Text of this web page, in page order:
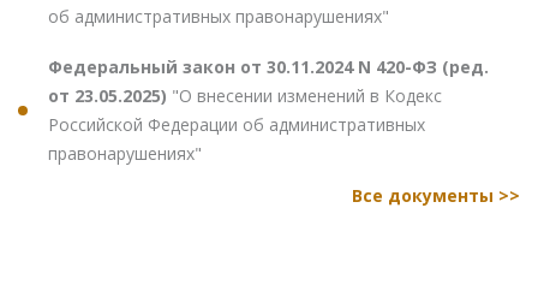
об административных правонарушениях"
Федеральный закон от 30.11.2024 N 420-ФЗ (ред.
от 23.05.2025) "О внесении изменений в Кодекс
Российской Федерации об административных
правонарушениях"
Все документы >>